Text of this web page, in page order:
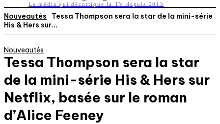
Le média qui décortique la TV depuis 2015
Nouveautés
Tessa Thompson sera la star de la mini-série
His & Hers sur...
Nouveautés
Tessa Thompson sera la star
de la mini-série His & Hers sur
Netflix, basée sur le roman
d’Alice Feeney